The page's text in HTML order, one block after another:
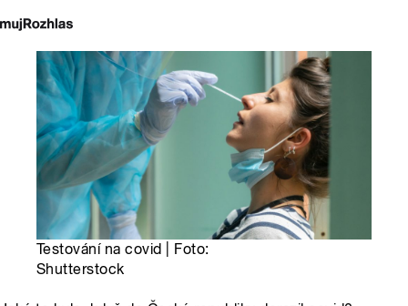
Testování na covid | Foto:
Shutterstock